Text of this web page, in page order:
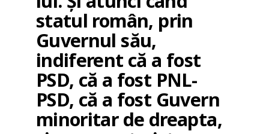
statul român, prin
Guvernul său,
indiferent că a fost
PSD, că a fost PNL-
PSD, că a fost Guvern
minoritar de dreapta,